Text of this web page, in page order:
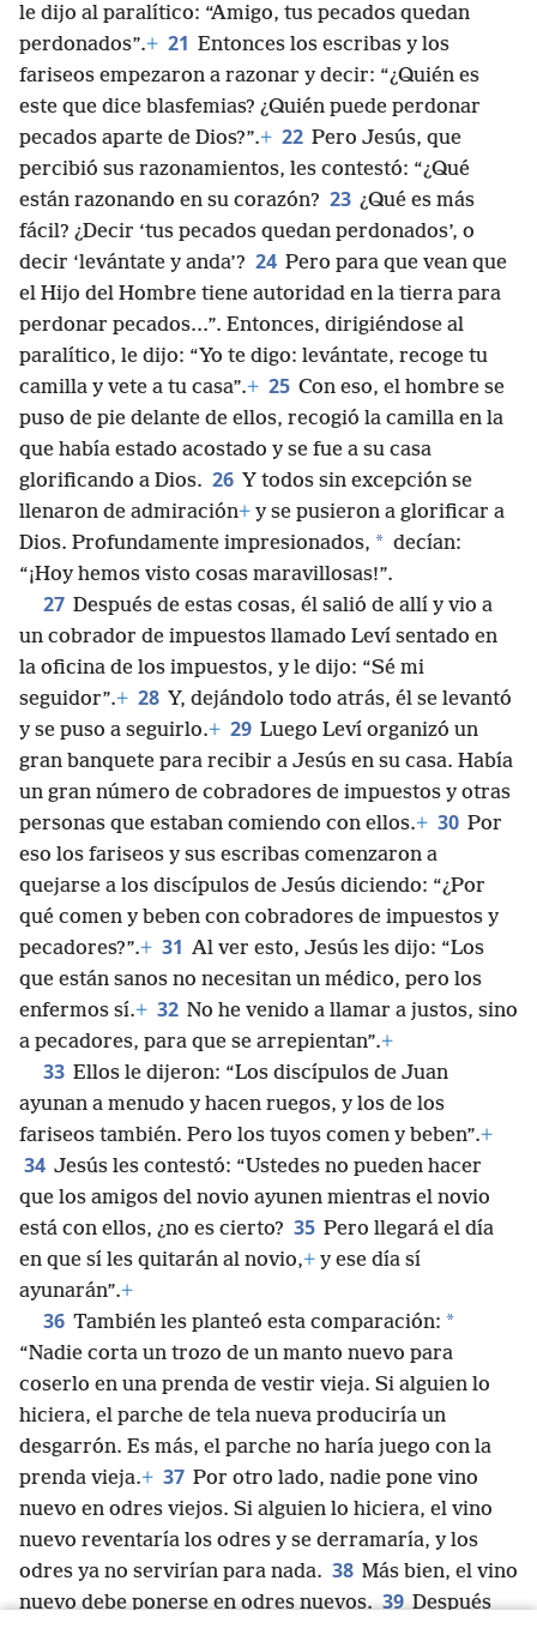
le dijo al paralítico: “Amigo, tus pecados quedan
perdonados”.+ 21 Entonces los escribas y los
fariseos empezaron a razonar y decir: “¿Quién es
este que dice blasfemias? ¿Quién puede perdonar
pecados aparte de Dios?”.+ 22 Pero Jesús, que
percibió sus razonamientos, les contestó: “¿Qué
están razonando en su corazón? 23 ¿Qué es más
fácil? ¿Decir ‘tus pecados quedan perdonados’, o
decir ‘levántate y anda’? 24 Pero para que vean que
el Hijo del Hombre tiene autoridad en la tierra para
perdonar pecados...”. Entonces, dirigiéndose al
paralítico, le dijo: “Yo te digo: levántate, recoge tu
camilla y vete a tu casa”.+ 25 Con eso, el hombre se
puso de pie delante de ellos, recogió la camilla en la
que había estado acostado y se fue a su casa
glorificando a Dios. 26 Y todos sin excepción se
llenaron de admiración+ y se pusieron a glorificar a
Dios. Profundamente impresionados, * decían:
“¡Hoy hemos visto cosas maravillosas!”.
27 Después de estas cosas, él salió de allí y vio a
un cobrador de impuestos llamado Leví sentado en
la oficina de los impuestos, y le dijo: “Sé mi
seguidor”.+ 28 Y, dejándolo todo atrás, él se levantó
y se puso a seguirlo.+ 29 Luego Leví organizó un
gran banquete para recibir a Jesús en su casa. Había
un gran número de cobradores de impuestos y otras
personas que estaban comiendo con ellos.+ 30 Por
eso los fariseos y sus escribas comenzaron a
quejarse a los discípulos de Jesús diciendo: “¿Por
qué comen y beben con cobradores de impuestos y
pecadores?”.+ 31 Al ver esto, Jesús les dijo: “Los
que están sanos no necesitan un médico, pero los
enfermos sí.+ 32 No he venido a llamar a justos, sino
a pecadores, para que se arrepientan”.+
33 Ellos le dijeron: “Los discípulos de Juan
ayunan a menudo y hacen ruegos, y los de los
fariseos también. Pero los tuyos comen y beben”.+
34 Jesús les contestó: “Ustedes no pueden hacer
que los amigos del novio ayunen mientras el novio
está con ellos, ¿no es cierto? 35 Pero llegará el día
en que sí les quitarán al novio,+ y ese día sí
ayunarán”.+
36 También les planteó esta comparación: *
“Nadie corta un trozo de un manto nuevo para
coserlo en una prenda de vestir vieja. Si alguien lo
hiciera, el parche de tela nueva produciría un
desgarrón. Es más, el parche no haría juego con la
prenda vieja.+ 37 Por otro lado, nadie pone vino
nuevo en odres viejos. Si alguien lo hiciera, el vino
nuevo reventaría los odres y se derramaría, y los
odres ya no servirían para nada. 38 Más bien, el vino
nuevo debe ponerse en odres nuevos. 39 Después